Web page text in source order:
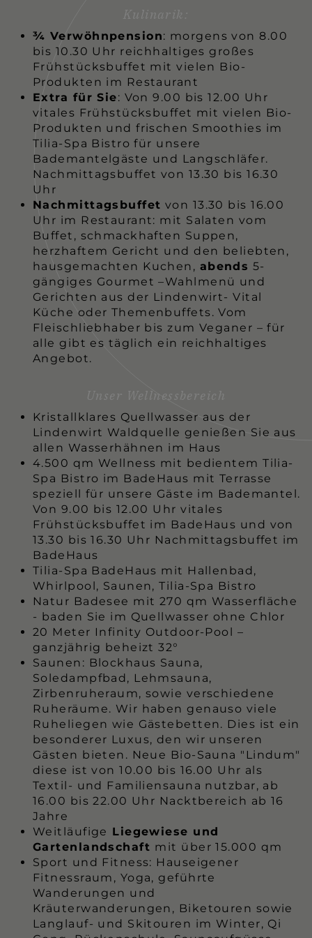
Kulinarik:
¾ Verwöhnpension: morgens von 8.00
bis 10.30 Uhr reichhaltiges großes
Frühstücksbuffet mit vielen Bio-
Produkten im Restaurant
Extra für Sie: Von 9.00 bis 12.00 Uhr
vitales Frühstücksbuffet mit vielen Bio-
Produkten und frischen Smoothies im
Tilia-Spa Bistro für unsere
Bademantelgäste und Langschläfer.
Nachmittagsbuffet von 13.30 bis 16.30
Uhr
Nachmittagsbuffet von 13.30 bis 16.00
Uhr im Restaurant: mit Salaten vom
Buffet, schmackhaften Suppen,
herzhaftem Gericht und den beliebten,
hausgemachten Kuchen, abends 5-
gängiges Gourmet –Wahlmenü und
Gerichten aus der Lindenwirt- Vital
Küche oder Themenbuffets. Vom
Fleischliebhaber bis zum Veganer – für
alle gibt es täglich ein reichhaltiges
Angebot.
Unser Wellnessbereich
Kristallklares Quellwasser aus der
Lindenwirt Waldquelle genießen Sie aus
allen Wasserhähnen im Haus
4.500 qm Wellness mit bedientem Tilia-
Spa Bistro im BadeHaus mit Terrasse
speziell für unsere Gäste im Bademantel.
Von 9.00 bis 12.00 Uhr vitales
Frühstücksbuffet im BadeHaus und von
13.30 bis 16.30 Uhr Nachmittagsbuffet im
BadeHaus
Tilia-Spa BadeHaus mit Hallenbad,
Whirlpool, Saunen, Tilia-Spa Bistro
Natur Badesee mit 270 qm Wasserfläche
- baden Sie im Quellwasser ohne Chlor
20 Meter Infinity Outdoor-Pool –
ganzjährig beheizt 32°
Saunen: Blockhaus Sauna,
Soledampfbad, Lehmsauna,
Zirbenruheraum, sowie verschiedene
Ruheräume. Wir haben genauso viele
Ruheliegen wie Gästebetten. Dies ist ein
besonderer Luxus, den wir unseren
Gästen bieten. Neue Bio-Sauna "Lindum"
diese ist von 10.00 bis 16.00 Uhr als
Textil- und Familiensauna nutzbar, ab
16.00 bis 22.00 Uhr Nacktbereich ab 16
Jahre
Weitläufige Liegewiese und
Gartenlandschaft mit über 15.000 qm
Sport und Fitness: Hauseigener
Fitnessraum, Yoga, geführte
Wanderungen und
Kräuterwanderungen, Biketouren sowie
Langlauf- und Skitouren im Winter, Qi